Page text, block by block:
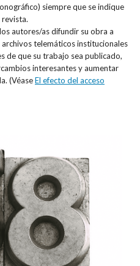
siempre que se indique
revista.
autores/as difundir su obra a
telemáticos institucionales
de que su trabajo sea publicado,
interesantes y aumentar
(VéaseEl efecto del acceso